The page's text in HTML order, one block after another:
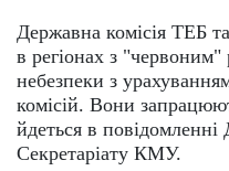
Державна комісія ТЕБ
в регіонах з "червоним"
небезпеки з
комісій. Вони
йдеться в повідомленні
Секретаріату КМУ.